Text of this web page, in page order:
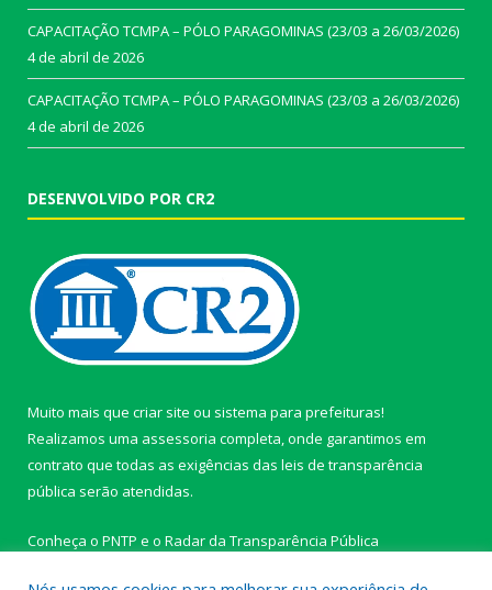
CAPACITAÇÃO TCMPA – PÓLO PARAGOMINAS (23/03 a 26/03/2026)
4 de abril de 2026
CAPACITAÇÃO TCMPA – PÓLO PARAGOMINAS (23/03 a 26/03/2026)
4 de abril de 2026
DESENVOLVIDO POR CR2
Muito mais que criar site ou sistema para prefeituras!
Realizamos uma assessoria completa, onde garantimos em
contrato que todas as exigências das leis de transparência
pública serão atendidas.
Conheça o PNTP e o Radar da Transparência Pública